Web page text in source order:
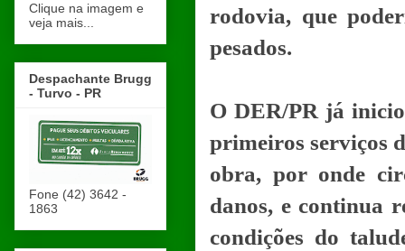
rodovia, que
pesados.
O DER/PR já
primeiros serviços
obra, por onde
danos, e continua
condições do
Clique na imagem e
veja mais...
Despachante Brugg
- Turvo - PR
Fone (42) 3642 -
1863